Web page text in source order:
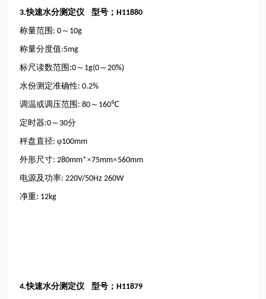
3.快速水分测定仪 型号；H11880
称量范围 : 0 ～ 10g
称量分度值:5mg
标尺读数范围 :0 ～ 1g(0 ～ 20%)
水份测定准确性: 0.2%
调温或调压范围 : 80 ～ 160℃
定时器:0 ～ 30分
秤盘直径:φ100mm
外形尺寸: 280mm*×75mm×560mm
电源及功率: 220V/50Hz 260W
净重: 12kg
4.快速水分测定仪 型号；H11879